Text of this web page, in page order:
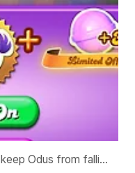
타에 볼넷 하나만을 내주고,
했겠습니다... 안타 두개도
캔디크러쉬사가 부엉이 You did not keep Odus from falling 메시지로 게임 종료 이유는?